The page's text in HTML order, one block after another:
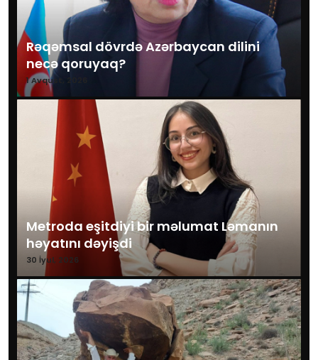
Rəqəmsal dövrdə Azərbaycan dilini
necə qoruyaq?
1 Avqust, 2026
Metroda eşitdiyi bir məlumat Ləmanın
həyatını dəyişdi
30 İyul, 2026